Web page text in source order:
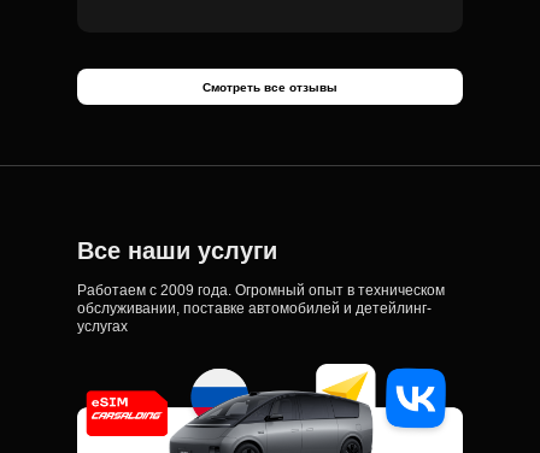
Смотреть все отзывы
Все наши услуги
Работаем с 2009 года. Огромный опыт в техническом
обслуживании, поставке автомобилей и детейлинг-
услугах